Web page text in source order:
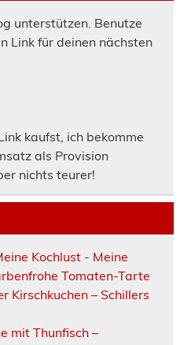
unterstützen. Benutze
Link für deinen nächsten
kaufst, ich bekomme
als Provision
nichts teurer!
Kochlust - Meine
Tomaten-Tarte
Kirschkuchen – Schillers
mit Thunfisch –